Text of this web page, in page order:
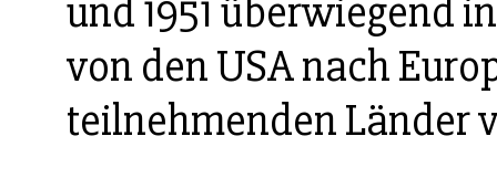
und 1951 überwiegend
von den USA nach
teilnehmenden Länder